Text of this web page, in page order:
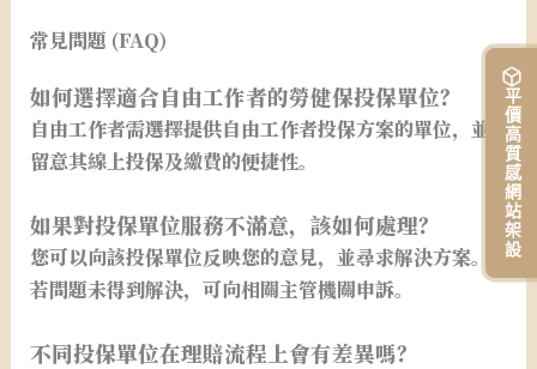
平價高質感網站架設
常見問題 (FAQ)
如何選擇適合自由工作者的勞健保投保單位？
自由工作者需選擇提供自由工作者投保方案的單位，並
留意其線上投保及繳費的便捷性。
如果對投保單位服務不滿意，該如何處理？
您可以向該投保單位反映您的意見，並尋求解決方案。
若問題未得到解決，可向相關主管機關申訴。
不同投保單位在理賠流程上會有差異嗎？